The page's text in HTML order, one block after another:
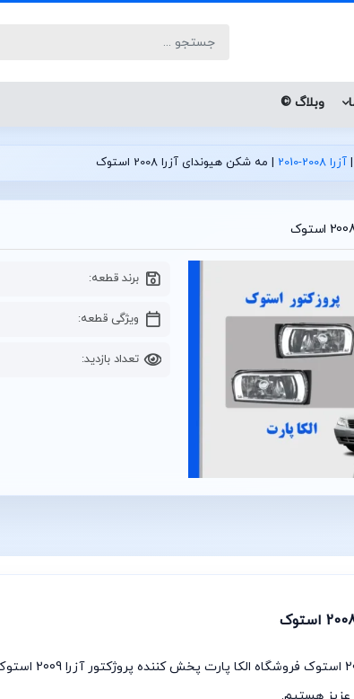
وبلاگ ©
| آزرا 2008-2010 | مه شکن هیوندای آزرا 2008 استوک
برند قطعه:
ویژگی قطعه:
تعداد بازدید:
مه شکن